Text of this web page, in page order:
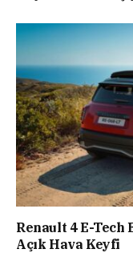
Renault 4 E-
Açık Hava Keyfi